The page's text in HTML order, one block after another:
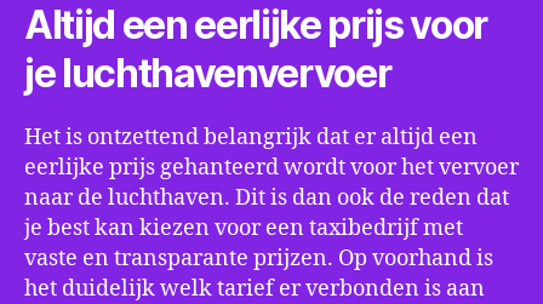
Altijd een eerlijke prijs voor
je luchthavenvervoer
Het is ontzettend belangrijk dat er altijd een
eerlijke prijs gehanteerd wordt voor het vervoer
naar de luchthaven. Dit is dan ook de reden dat
je best kan kiezen voor een taxibedrijf met
vaste en transparante prijzen. Op voorhand is
het duidelijk welk tarief er verbonden is aan